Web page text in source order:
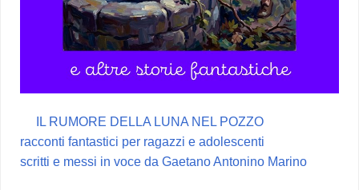
IL RUMORE DELLA LUNA NEL POZZO
racconti fantastici per ragazzi e adolescenti
scritti e messi in voce da Gaetano Antonino Marino